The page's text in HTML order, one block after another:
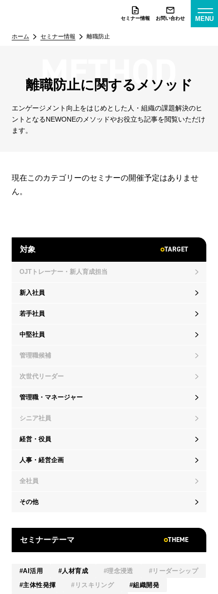
セミナー情報 お問い合わせ MENU
ホーム セミナー情報 離職防止
離職防止に関するメソッド
エンゲージメント向上をはじめとした人・組織の課題解決のヒ
ントとなるNEWONEのメソッドやお役立ち記事を閲覧いただけ
ます。
現在このカテゴリーのセミナーの開催予定はありませ
ん。
対象 TARGET
OJTトレーナー・新人育成担当
新入社員
若手社員
中堅社員
管理職候補
次世代リーダー
管理職・マネージャー
シニア社員
経営・役員
人事・経営企画
全社員
その他
セミナーテーマ THEME
AI活用 人材育成 理念浸透
リーダーシップ
主体性発揮
リスキリング
組織開発